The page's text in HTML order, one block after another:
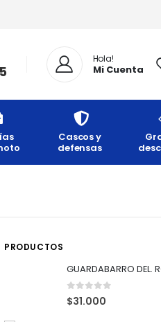
Hola!
Mi Cuenta
Cascos y
defensas
PRODUCTOS
0 out of 5
$31.000